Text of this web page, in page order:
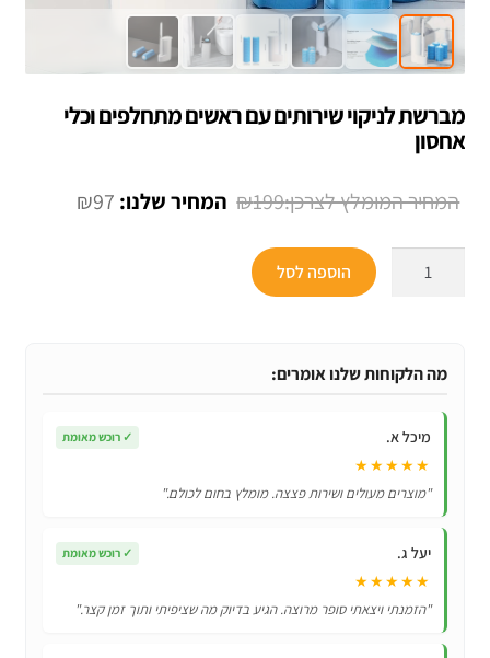
מברשת לניקוי שירותים עם ראשים מתחלפים וכלי
אחסון
₪199
המחיר
₪97 המחיר
שירותים
ראשים
אחסון
הוספה לסל
מה הלקוחות שלנו אומרים:
מיכל א. ✓ רוכש מאומת
★★★★★
"מוצרים מעולים ושירות פצצה. מומלץ בחום לכולם."
יעל ג. ✓ רוכש מאומת
★★★★★
"הזמנתי ויצאתי סופר מרוצה. הגיע בדיוק מה שציפיתי ותוך זמן קצר."